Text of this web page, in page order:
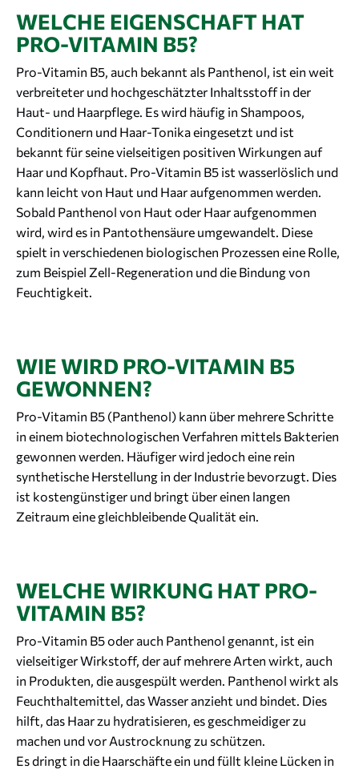
WELCHE EIGENSCHAFT HAT
PRO-VITAMIN B5?
Pro-Vitamin B5, auch bekannt als Panthenol, ist ein weit
verbreiteter und hochgeschätzter Inhaltsstoff in der
Haut- und Haarpflege. Es wird häufig in Shampoos,
Conditionern und Haar-Tonika eingesetzt und ist
bekannt für seine vielseitigen positiven Wirkungen auf
Haar und Kopfhaut. Pro-Vitamin B5 ist wasserlöslich und
kann leicht von Haut und Haar aufgenommen werden.
Sobald Panthenol von Haut oder Haar aufgenommen
wird, wird es in Pantothensäure umgewandelt. Diese
spielt in verschiedenen biologischen Prozessen eine Rolle,
zum Beispiel Zell-Regeneration und die Bindung von
Feuchtigkeit.
WIE WIRD PRO-VITAMIN B5
GEWONNEN?
Pro-Vitamin B5 (Panthenol) kann über mehrere Schritte
in einem biotechnologischen Verfahren mittels Bakterien
gewonnen werden. Häufiger wird jedoch eine rein
synthetische Herstellung in der Industrie bevorzugt. Dies
ist kostengünstiger und bringt über einen langen
Zeitraum eine gleichbleibende Qualität ein.
WELCHE WIRKUNG HAT PRO-
VITAMIN B5?
Pro-Vitamin B5 oder auch Panthenol genannt, ist ein
vielseitiger Wirkstoff, der auf mehrere Arten wirkt, auch
in Produkten, die ausgespült werden. Panthenol wirkt als
Feuchthaltemittel, das Wasser anzieht und bindet. Dies
hilft, das Haar zu hydratisieren, es geschmeidiger zu
machen und vor Austrocknung zu schützen.
Es dringt in die Haarschäfte ein und füllt kleine Lücken in